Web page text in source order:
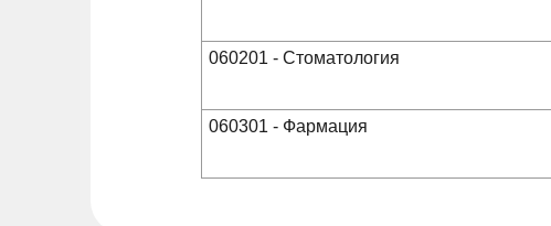
060201 - Стоматология
060301 - Фармация